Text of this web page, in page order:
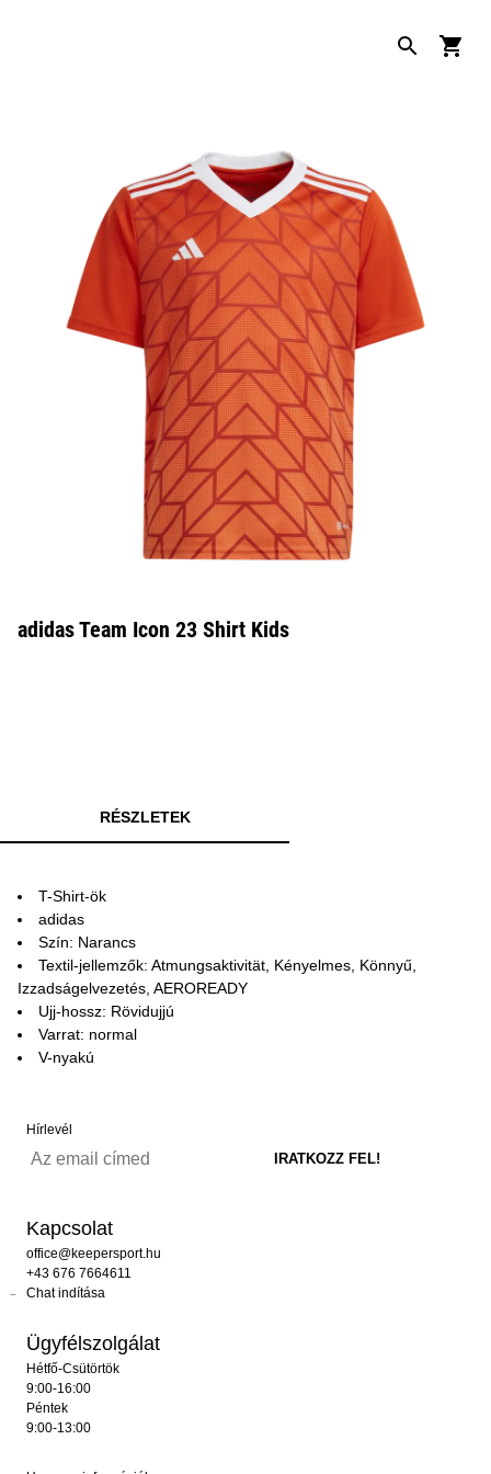
adidas Team Icon 23 Shirt Kids
RÉSZLETEK
T-Shirt-ök
adidas
Szín: Narancs
Textil-jellemzők: Atmungsaktivität, Kényelmes, Könnyű,
Izzadságelvezetés, AEROREADY
Ujj-hossz: Rövidujjú
Varrat: normal
V-nyakú
Hírlevél
Kapcsolat
office@keepersport.hu
+43 676 7664611
Chat indítása
Ügyfélszolgálat
Hétfő-Csütörtök
9:00-16:00
Péntek
9:00-13:00